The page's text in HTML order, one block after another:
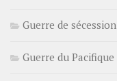
Guerre de sécession
Guerre du Pacifique